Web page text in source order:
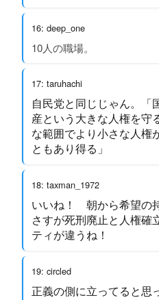
16: deep_one
10人の職場。
17: taruhachi
自民党と同じじゃん。「
産という大きな人権を守
な範囲でより小さな人権
ともあり得る」
18: taxman_1972
いいね！ 朝から希望の
さすが死刑廃止と人権確
ティが違うね！
19: circled
正義の側に立ってると思